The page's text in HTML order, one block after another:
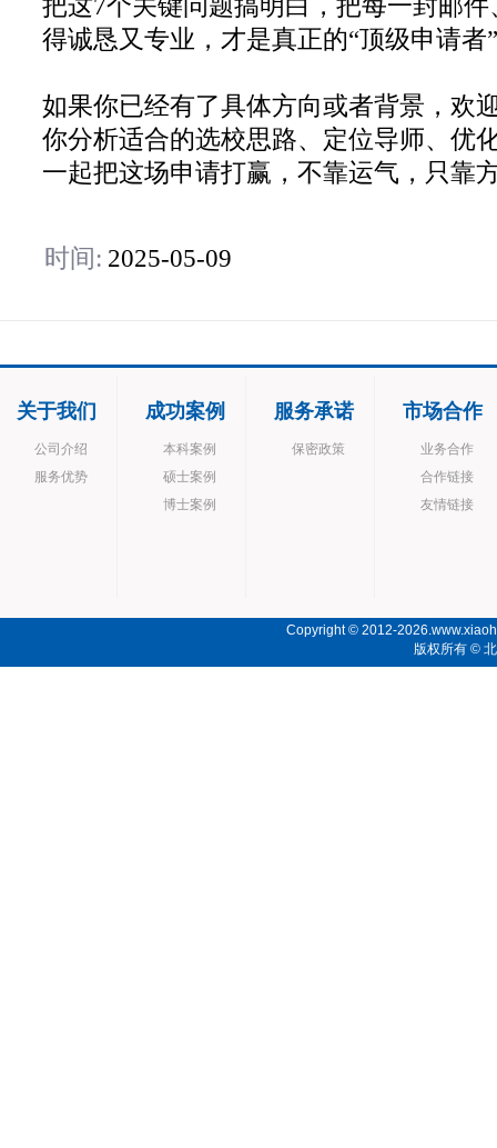
把这7个关键问题搞明白，把每一封邮
得诚恳又专业，才是真正的“顶级申请者
如果你已经有了具体方向或者背景，欢
你分析适合的选校思路、定位导师、优
一起把这场申请打赢，不靠运气，只靠
时间: 2025-05-09
关于我们
公司介绍
服务优势
成功案例
本科案例
硕士案例
博士案例
服务承诺
保密政策
市场合作
业务合作
合作链接
友情链接
Copyright © 2012-
版权所有 ©